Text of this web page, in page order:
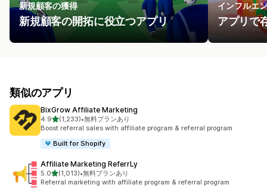
新規顧客の獲得
新規顧客の開拓に役立つアプリ
インフルエ
アプリで
類似のアプリ
BixGrow Affiliate Marketing
4.95つ星中
(1,233)
合計レビュー数：1233件
•無料プランあり
Boost referral sales with affiliate program & referral program
Built for Shopify
Affiliate Marketing ReferrLy
5.05つ星中
(1,013)
合計レビュー数：1013件
•無料プランあり
Referral marketing with affiliate program & referral program